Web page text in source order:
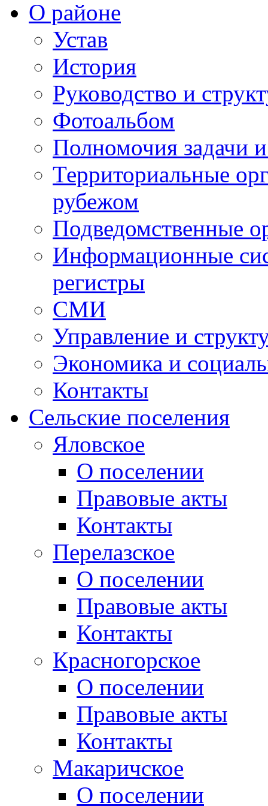
О районе
Устав
История
Руководство и
Фотоальбом
Полномочия задачи
Территориальные
рубежом
Подведомственные
Информационные
регистры
СМИ
Управление и
Экономика и
Контакты
Сельские поселения
Яловское
О поселении
Правовые акты
Контакты
Перелазское
О поселении
Правовые акты
Контакты
Красногорское
О поселении
Правовые акты
Контакты
Макаричское
О поселении